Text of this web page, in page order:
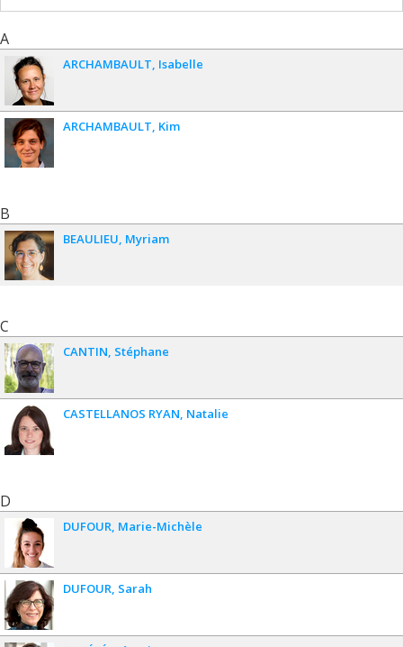
A
ARCHAMBAULT Isabelle
ARCHAMBAULT Kim
B
BEAULIEU Myriam
C
CANTIN Stéphane
CASTELLANOS RYAN Natalie
D
DUFOUR Marie-Michèle
DUFOUR Sarah